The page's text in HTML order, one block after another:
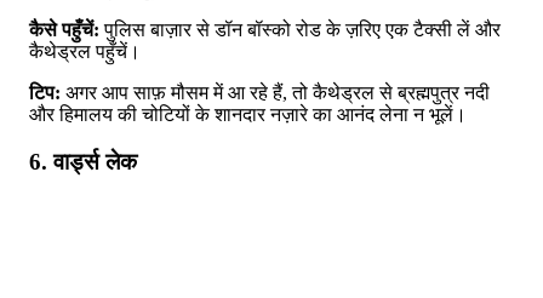
कैसे पहुँचें: पुलिस बाज़ार से डॉन बॉस्को रोड के ज़रिए एक टैक्सी लें और
कैथेड्रल पहुँचें।
टिप: अगर आप साफ़ मौसम में आ रहे हैं, तो कैथेड्रल से ब्रह्मपुत्र नदी
और हिमालय की चोटियों के शानदार नज़ारे का आनंद लेना न भूलें।
6. वार्ड्स लेक